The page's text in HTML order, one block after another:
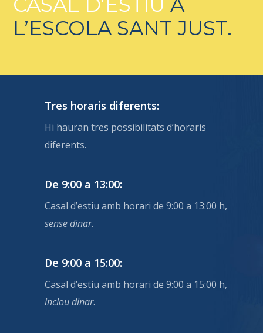
L’ESCOLA SANT JUST.
Tres horaris diferents:
Hi hauran tres possibilitats d’horaris
diferents.
De 9:00 a 13:00:
Casal d’estiu amb horari de 9:00 a 13:00 h,
sense dinar.
De 9:00 a 15:00:
Casal d’estiu amb horari de 9:00 a 15:00 h,
inclou dinar.